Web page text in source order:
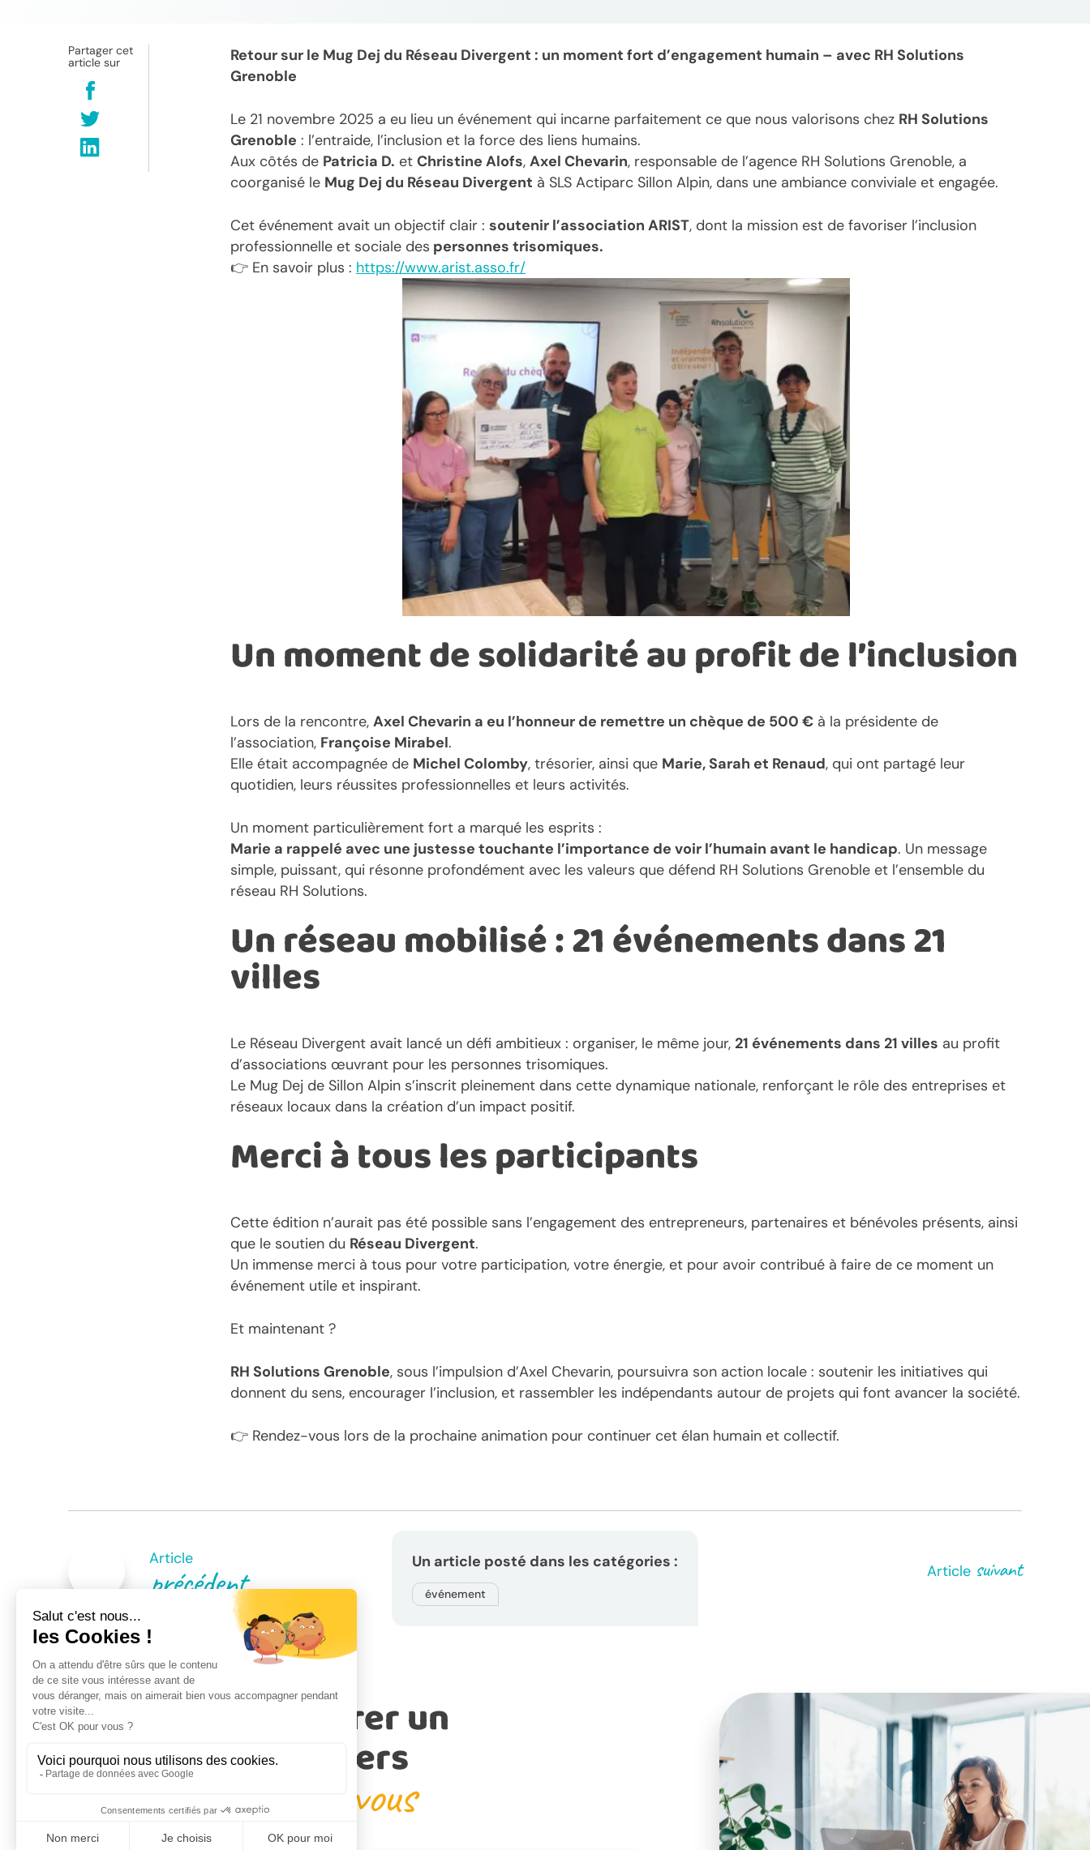
Partager cet
article sur
Retour sur le Mug Dej du Réseau Divergent : un moment fort d’engagement humain – avec RH Solutions
Grenoble
Le 21 novembre 2025 a eu lieu un événement qui incarne parfaitement ce que nous valorisons chez RH Solutions
Grenoble : l’entraide, l’inclusion et la force des liens humains.
Aux côtés de Patricia D. et Christine Alofs, Axel Chevarin, responsable de l’agence RH Solutions Grenoble, a
coorganisé le Mug Dej du Réseau Divergent à SLS Actiparc Sillon Alpin, dans une ambiance conviviale et engagée.
Cet événement avait un objectif clair : soutenir l’association ARIST, dont la mission est de favoriser l’inclusion
professionnelle et sociale des personnes trisomiques.
👉 En savoir plus : https://www.arist.asso.fr/
Un moment de solidarité au profit de l’inclusion
Lors de la rencontre, Axel Chevarin a eu l’honneur de remettre un chèque de 500 € à la présidente de
l’association, Françoise Mirabel.
Elle était accompagnée de Michel Colomby, trésorier, ainsi que Marie, Sarah et Renaud, qui ont partagé leur
quotidien, leurs réussites professionnelles et leurs activités.
Un moment particulièrement fort a marqué les esprits :
Marie a rappelé avec une justesse touchante l’importance de voir l’humain avant le handicap. Un message
simple, puissant, qui résonne profondément avec les valeurs que défend RH Solutions Grenoble et l’ensemble du
réseau RH Solutions.
Un réseau mobilisé : 21 événements dans 21
villes
Le Réseau Divergent avait lancé un défi ambitieux : organiser, le même jour, 21 événements dans 21 villes au profit
d’associations œuvrant pour les personnes trisomiques.
Le Mug Dej de Sillon Alpin s’inscrit pleinement dans cette dynamique nationale, renforçant le rôle des entreprises et
réseaux locaux dans la création d’un impact positif.
Merci à tous les participants
Cette édition n’aurait pas été possible sans l’engagement des entrepreneurs, partenaires et bénévoles présents, ainsi
que le soutien du Réseau Divergent.
Un immense merci à tous pour votre participation, votre énergie, et pour avoir contribué à faire de ce moment un
événement utile et inspirant.
Et maintenant ?
RH Solutions Grenoble, sous l’impulsion d’Axel Chevarin, poursuivra son action locale : soutenir les initiatives qui
donnent du sens, encourager l’inclusion, et rassembler les indépendants autour de projets qui font avancer la société.
👉 Rendez-vous lors de la prochaine animation pour continuer cet élan humain et collectif.
Un article posté dans les catégories :
événement
Navigation
de
l’article
Article
précédent Article suivant
Venez rencontrer un
de nos conseillers
proche de chez vous